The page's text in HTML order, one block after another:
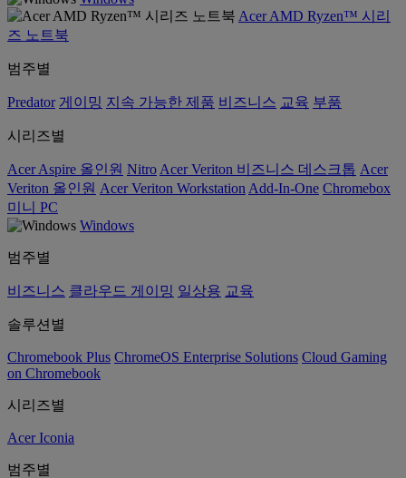
Acer AMD Ryzen™ 시리
즈 노트북
범주별
Predator 게이밍 지속 가능한 제품 비즈니스 교육 부품
시리즈별
Acer Aspire 올인원 Nitro Acer Veriton 비즈니스 데스크톱 Acer
Veriton 올인원 Acer Veriton Workstation Add-In-One Chromebox
미니 PC
Windows
범주별
비즈니스 클라우드 게이밍 일상용 교육
솔루션별
Chromebook Plus ChromeOS Enterprise Solutions Cloud Gaming
on Chromebook
시리즈별
Acer Iconia
범주별